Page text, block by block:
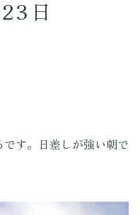
日
す。日差しが強い朝で